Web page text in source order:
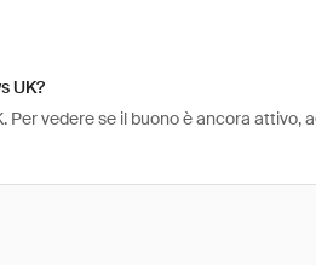
UK?
vedere se il buono è ancora attivo,